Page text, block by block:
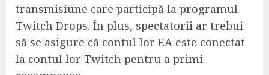
transmisiune care participă la programul
Twitch Drops. În plus, spectatorii ar trebui
să se asigure că contul lor EA este conectat
la contul lor Twitch pentru a primi